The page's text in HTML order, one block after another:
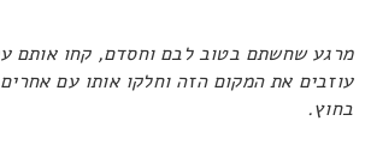
מרגע שחשתם בטוב לבם וחסדם, קחו אותם
עוזבים את המקום הזה וחלקו אותו עם
בחוץ.